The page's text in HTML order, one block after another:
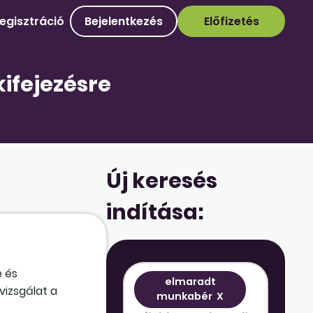
Bejelentkezés Előfizetés
és
a
után járó
Új keresés
indítása:
elmaradt
munkabér X